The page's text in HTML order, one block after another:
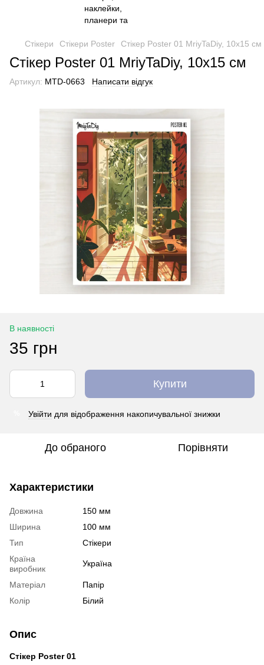
Стікери Стікери Poster Стікер Poster 01 MriyTaDiy, 10х15 см
Стікер Poster 01 MriyTaDiy, 10х15 см
Артикул: MTD-0663 Написати відгук
В наявності
35 грн
Купити
Увійти для відображення накопичувальної знижки
До обраного Порівняти
Характеристики
Довжина
150 мм
Ширина
100 мм
Тип
Стікери
Країна
виробник
Україна
Матеріал
Папір
Колір
Білий
Опис
Стікер Poster 01